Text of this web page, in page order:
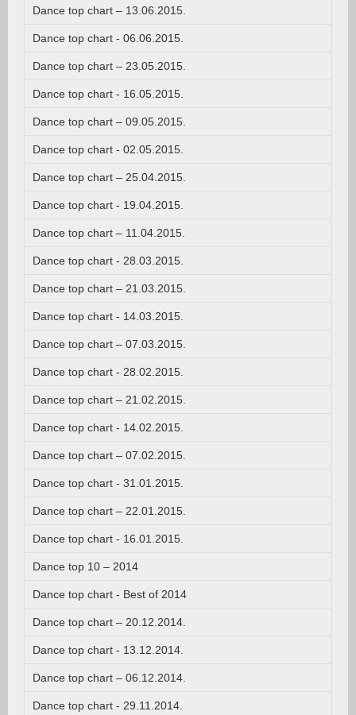
Dance top chart – 13.06.2015.
Dance top chart - 06.06.2015.
Dance top chart – 23.05.2015.
Dance top chart - 16.05.2015.
Dance top chart – 09.05.2015.
Dance top chart - 02.05.2015.
Dance top chart – 25.04.2015.
Dance top chart - 19.04.2015.
Dance top chart – 11.04.2015.
Dance top chart - 28.03.2015.
Dance top chart – 21.03.2015.
Dance top chart - 14.03.2015.
Dance top chart – 07.03.2015.
Dance top chart - 28.02.2015.
Dance top chart – 21.02.2015.
Dance top chart - 14.02.2015.
Dance top chart – 07.02.2015.
Dance top chart - 31.01.2015.
Dance top chart – 22.01.2015.
Dance top chart - 16.01.2015.
Dance top 10 – 2014
Dance top chart - Best of 2014
Dance top chart – 20.12.2014.
Dance top chart - 13.12.2014.
Dance top chart – 06.12.2014.
Dance top chart - 29.11.2014.